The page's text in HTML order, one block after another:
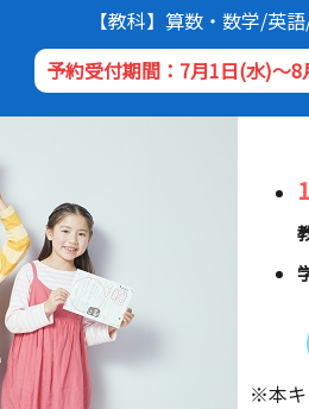
【教科】算数・数学/英
予約受付期間：7月1日(水)～8
※本キ